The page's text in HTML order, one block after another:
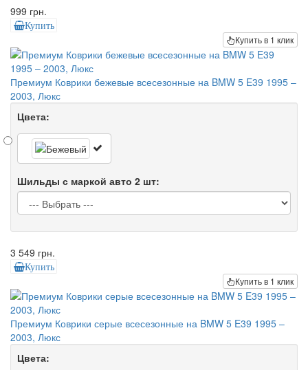
999 грн.
Купить
Купить в 1 клик
Премиум Коврики бежевые всесезонные на BMW 5 E39 1995 –
2003, Люкс
Цвета:
Шильды с маркой авто 2 шт:
3 549 грн.
Купить
Купить в 1 клик
Премиум Коврики серые всесезонные на BMW 5 E39 1995 –
2003, Люкс
Цвета: